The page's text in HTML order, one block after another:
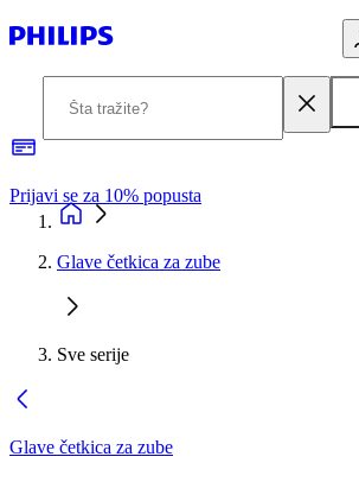
Prijavi se za 10% popusta
Glave četkica za zube
Sve serije
Glave četkica za zube